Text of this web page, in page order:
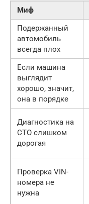
Миф
Подержанный
автомобиль
всегда плох
Если машина
выглядит
хорошо, значит,
она в порядке
Диагностика на
СТО слишком
дорогая
Проверка VIN-
номера не
нужна